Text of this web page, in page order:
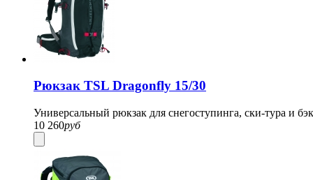
Рюкзак TSL Dragonfly 15/30
Универсальный рюкзак для снегоступинга, ски-тура и
10 260руб